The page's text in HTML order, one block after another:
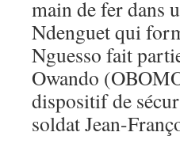
main de fer dans
Ndenguet qui
Nguesso fait
Owando
dispositif de
soldat Jean-